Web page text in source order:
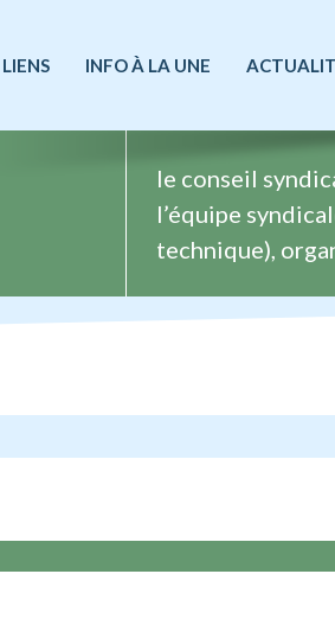
LIENS INFO À LA UNE
le conseil
l’équipe
technique),